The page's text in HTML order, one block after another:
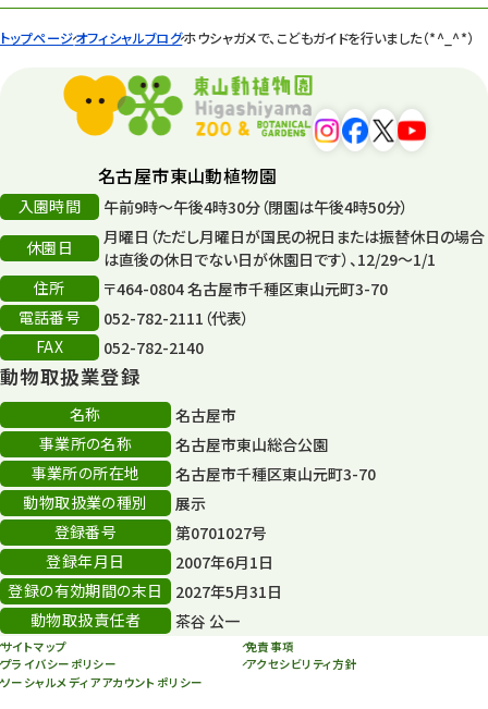
トップページオフィシャルブログホウシャガメで、こどもガイドを行いました（*^_^*）
平和公園
森のとこやさん
再生
再生フォーラム
80周年
その他
その他イベント
スカイタワー
年末年始のイベント
秋まつり
名古屋市東山動植物園
入園時間
午前9時～午後4時30分（閉園は午後4時50分）
休園日
月曜日（ただし月曜日が国民の祝日または振替休日の場合
は直後の休日でない日が休園日です）、12/29～1/1
住所
〒464-0804 名古屋市千種区東山元町3-70
電話番号
052-782-2111（代表）
FAX
052-782-2140
動物取扱業登録
名称
名古屋市
事業所の名称
名古屋市東山総合公園
事業所の所在地
名古屋市千種区東山元町3-70
動物取扱業の種別
展示
登録番号
第0701027号
登録年月日
2007年6月1日
登録の有効期間の末日
2027年5月31日
動物取扱責任者
茶谷 公一
サイトマップ
免責事項
プライバシーポリシー
アクセシビリティ方針
ソーシャルメディアアカウントポリシー